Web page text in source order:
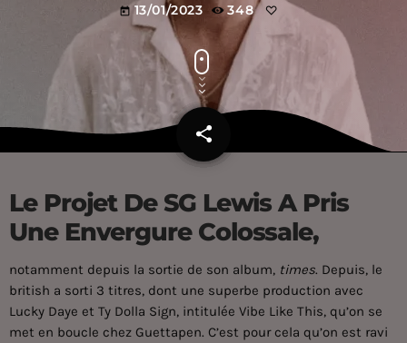
today 13/01/2023 348
share
email
Le Projet De SG Lewis A Pris
Une Envergure Colossale,
notamment depuis la sortie de son album, times. Depuis, le
british a sorti 3 titres, dont une superbe production avec
Lucky Daye et Ty Dolla Sign, intitulée Vibe Like This, qu’on se
met en boucle chez Guettapen. C’est pour cela qu’on est ravi